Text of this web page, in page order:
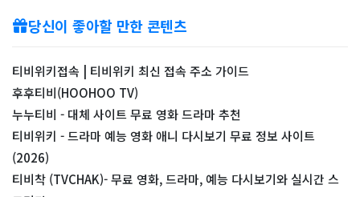
당신이 좋아할 만한 콘텐츠
티비위키접속 | 티비위키 최신 접속 주소 가이드
후후티비(HOOHOO TV)
누누티비 - 대체 사이트 무료 영화 드라마 추천
티비위키 - 드라마 예능 영화 애니 다시보기 무료 정보 사이트
(2026)
티비착 (TVCHAK)- 무료 영화, 드라마, 예능 다시보기와 실시간 스